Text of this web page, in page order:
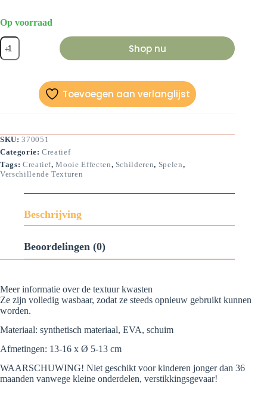
Op voorraad
Textuur
kwasten
aantal
Shop nu
Toevoegen aan verlanglijst
SKU:370051
Categorie:Creatief
Tags: Creatief,Mooie Effecten, Schilderen, Spelen,
Verschillende Texturen
Beschrijving
Beoordelingen (0)
Meer informatie over de textuur kwasten
Ze zijn volledig wasbaar, zodat ze steeds opnieuw gebruikt kunnen
worden.
Materiaal: synthetisch materiaal, EVA, schuim
Afmetingen: 13-16 x Ø 5-13 cm
WAARSCHUWING! Niet geschikt voor kinderen jonger dan 36
maanden vanwege kleine onderdelen, verstikkingsgevaar!